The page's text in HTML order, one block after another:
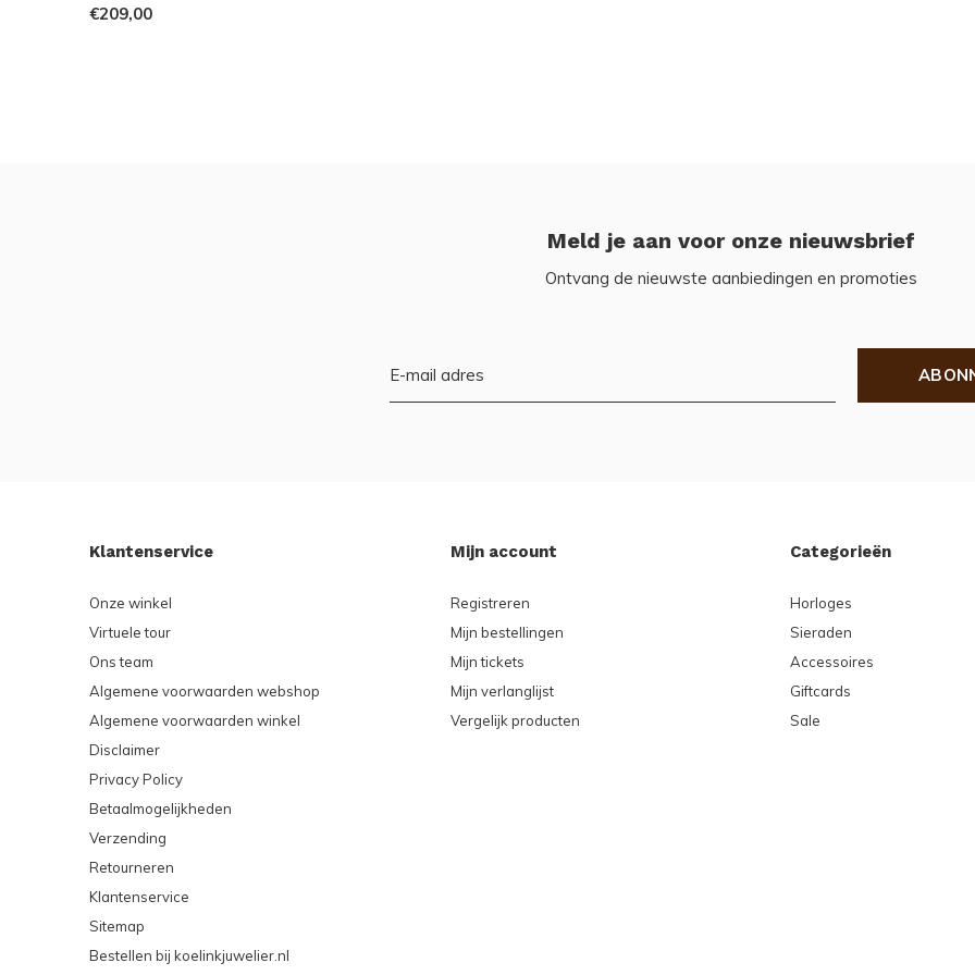
€209,00
Meld je aan voor onze nieuwsbrief
Ontvang de nieuwste aanbiedingen en promoties
Klantenservice
Onze winkel
Virtuele tour
Ons team
Algemene voorwaarden webshop
Algemene voorwaarden winkel
Disclaimer
Privacy Policy
Betaalmogelijkheden
Verzending
Retourneren
Klantenservice
Sitemap
Bestellen bij koelinkjuwelier.nl
Mijn account
Registreren
Mijn bestellingen
Mijn tickets
Mijn verlanglijst
Vergelijk producten
Categorieën
Horloges
Sieraden
Accessoires
Giftcards
Sale